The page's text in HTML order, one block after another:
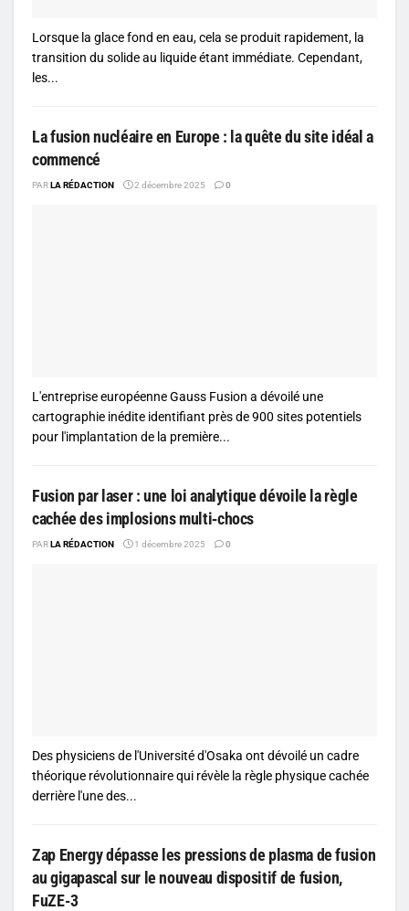
Lorsque la glace fond en eau, cela se produit rapidement, la
transition du solide au liquide étant immédiate. Cependant,
les...
La fusion nucléaire en Europe : la quête du site idéal a
commencé
PARLA RÉDACTION 2 décembre 2025 0
L'entreprise européenne Gauss Fusion a dévoilé une
cartographie inédite identifiant près de 900 sites potentiels
pour l'implantation de la première...
Fusion par laser : une loi analytique dévoile la règle
cachée des implosions multi‑chocs
PARLA RÉDACTION 1 décembre 2025 0
Des physiciens de l'Université d'Osaka ont dévoilé un cadre
théorique révolutionnaire qui révèle la règle physique cachée
derrière l'une des...
Zap Energy dépasse les pressions de plasma de fusion
au gigapascal sur le nouveau dispositif de fusion,
FuZE-3